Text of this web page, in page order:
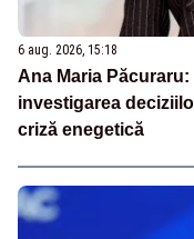
6 aug. 2026, 15:18
Ana Maria
investigarea
criză enegetică